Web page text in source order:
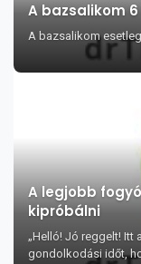
A bazsalikom
A bazsalikom
A legjobb
kipróbálni
„Helló! Jó reggelt! Itt
gondolkodási időt,